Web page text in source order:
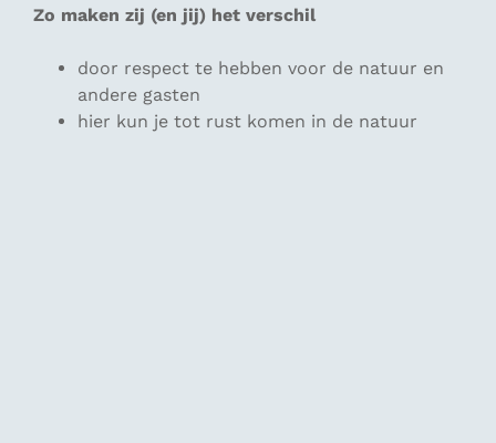
Zo maken zij (en jij) het verschil
door respect te hebben voor de natuur en
andere gasten
hier kun je tot rust komen in de natuur